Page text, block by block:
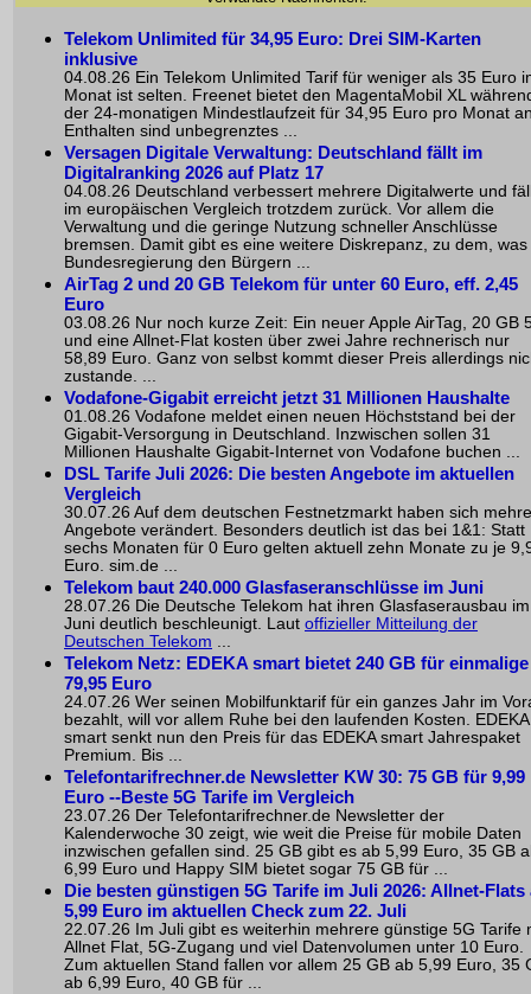
Telekom Unlimited für 34,95 Euro: Drei SIM-Karten
inklusive
04.08.26 Ein Telekom Unlimited Tarif für weniger als 35 Euro
Monat ist selten. Freenet bietet den MagentaMobil XL
der 24-monatigen Mindestlaufzeit für 34,95 Euro pro Monat
Enthalten sind unbegrenztes ...
Versagen Digitale Verwaltung: Deutschland fällt im
Digitalranking 2026 auf Platz 17
04.08.26 Deutschland verbessert mehrere Digitalwerte und
im europäischen Vergleich trotzdem zurück. Vor allem die
Verwaltung und die geringe Nutzung schneller Anschlüsse
bremsen. Damit gibt es eine weitere Diskrepanz, zu dem, was
Bundesregierung den Bürgern ...
AirTag 2 und 20 GB Telekom für unter 60 Euro, eff. 2,45
Euro
03.08.26 Nur noch kurze Zeit: Ein neuer Apple AirTag, 20 GB
und eine Allnet-Flat kosten über zwei Jahre rechnerisch nur
58,89 Euro. Ganz von selbst kommt dieser Preis allerdings
zustande. ...
Vodafone-Gigabit erreicht jetzt 31 Millionen Haushalte
01.08.26 Vodafone meldet einen neuen Höchststand bei der
Gigabit-Versorgung in Deutschland. Inzwischen sollen 31
Millionen Haushalte Gigabit-Internet von Vodafone buchen ...
DSL Tarife Juli 2026: Die besten Angebote im aktuellen
Vergleich
30.07.26 Auf dem deutschen Festnetzmarkt haben sich
Angebote verändert. Besonders deutlich ist das bei 1&1: Statt
sechs Monaten für 0 Euro gelten aktuell zehn Monate zu je
Euro. sim.de ...
Telekom baut 240.000 Glasfaseranschlüsse im Juni
28.07.26 Die Deutsche Telekom hat ihren Glasfaserausbau im
Juni deutlich beschleunigt. Laut offizieller Mitteilung der
Deutschen Telekom ...
Telekom Netz: EDEKA smart bietet 240 GB für einmalige
79,95 Euro
24.07.26 Wer seinen Mobilfunktarif für ein ganzes Jahr im
bezahlt, will vor allem Ruhe bei den laufenden Kosten. EDEKA
smart senkt nun den Preis für das EDEKA smart Jahrespaket
Premium. Bis ...
Telefontarifrechner.de Newsletter KW 30: 75 GB für 9,99
Euro --Beste 5G Tarife im Vergleich
23.07.26 Der Telefontarifrechner.de Newsletter der
Kalenderwoche 30 zeigt, wie weit die Preise für mobile Daten
inzwischen gefallen sind. 25 GB gibt es ab 5,99 Euro, 35 GB
6,99 Euro und Happy SIM bietet sogar 75 GB für ...
Die besten günstigen 5G Tarife im Juli 2026: Allnet-Flats
5,99 Euro im aktuellen Check zum 22. Juli
22.07.26 Im Juli gibt es weiterhin mehrere günstige 5G Tarife
Allnet Flat, 5G-Zugang und viel Datenvolumen unter 10 Euro.
Zum aktuellen Stand fallen vor allem 25 GB ab 5,99 Euro, 35
ab 6,99 Euro, 40 GB für ...